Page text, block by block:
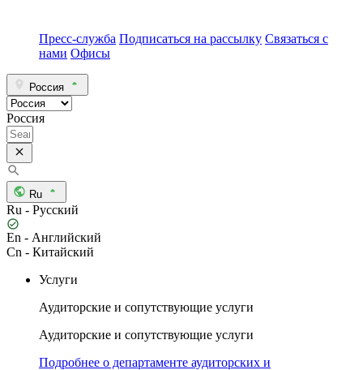
Пресс-служба Подписаться на рассылку Связаться с
нами Офисы
Россия
Россия
Ru
Ru - Русский
En - Английский
Cn - Китайский
Услуги
Аудиторские и сопутствующие услуги
Аудиторские и сопутствующие услуги
Подробнее о департаменте аудиторских и